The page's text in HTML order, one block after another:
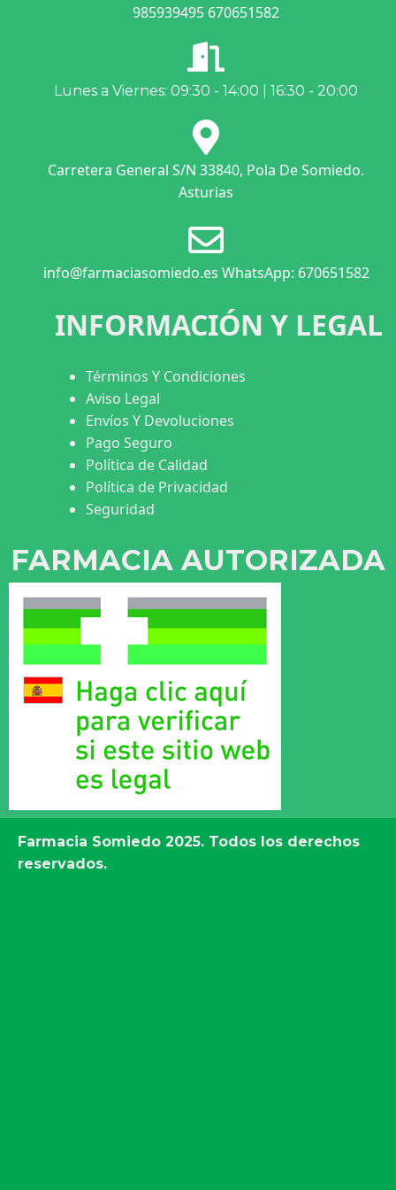
985939495 670651582
Lunes a Viernes: 09:30 - 14:00 | 16:30 - 20:00
Carretera General S/N 33840, Pola De Somiedo.
Asturias
info@farmaciasomiedo.es WhatsApp: 670651582
INFORMACIÓN Y LEGAL
Términos Y Condiciones
Aviso Legal
Envíos Y Devoluciones
Pago Seguro
Política de Calidad
Política de Privacidad
Seguridad
FARMACIA AUTORIZADA
Farmacia Somiedo 2025. Todos los derechos
reservados.